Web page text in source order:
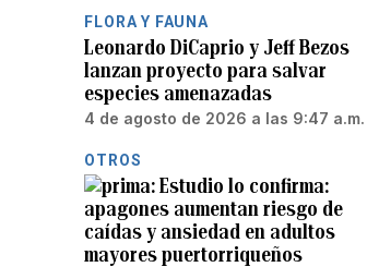
FLORA Y FAUNA
Leonardo DiCaprio y Jeff Bezos
lanzan proyecto para salvar
especies amenazadas
4 de agosto de 2026 a las 9:47 a.m.
OTROS
Estudio lo confirma:
apagones aumentan riesgo de
caídas y ansiedad en adultos
mayores puertorriqueños